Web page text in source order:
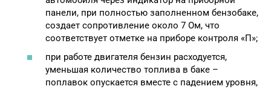
панели, при полностью заполненном бензобаке,
создает сопротивление около 7 Ом, что
соответствует отметке на приборе контроля «П»;
при работе двигателя бензин расходуется,
уменьшая количество топлива в баке –
поплавок опускается вместе с падением уровня,